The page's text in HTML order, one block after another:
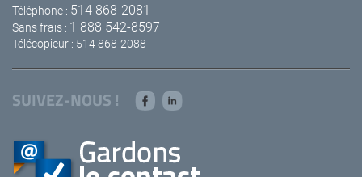
Téléphone : 514 868-2081
Sans frais : 1 888 542-8597
Télécopieur : 514 868-2088
SUIVEZ-NOUS !